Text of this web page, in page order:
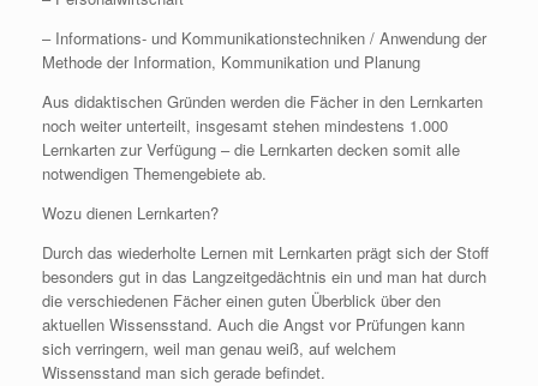
– Informations- und Kommunikationstechniken / Anwendung der
Methode der Information, Kommunikation und Planung
Aus didaktischen Gründen werden die Fächer in den Lernkarten
noch weiter unterteilt, insgesamt stehen mindestens 1.000
Lernkarten zur Verfügung – die Lernkarten decken somit alle
notwendigen Themengebiete ab.
Wozu dienen Lernkarten?
Durch das wiederholte Lernen mit Lernkarten prägt sich der Stoff
besonders gut in das Langzeitgedächtnis ein und man hat durch
die verschiedenen Fächer einen guten Überblick über den
aktuellen Wissensstand. Auch die Angst vor Prüfungen kann
sich verringern, weil man genau weiß, auf welchem
Wissensstand man sich gerade befindet.